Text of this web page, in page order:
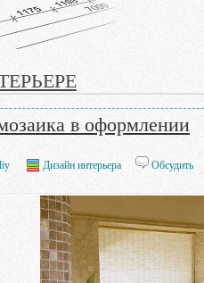
в оформлении
Дизайн интерьера Обсудить